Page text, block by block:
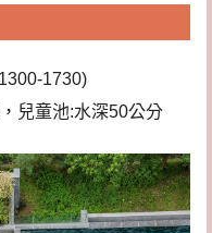
1730)
兒童池:水深50公分